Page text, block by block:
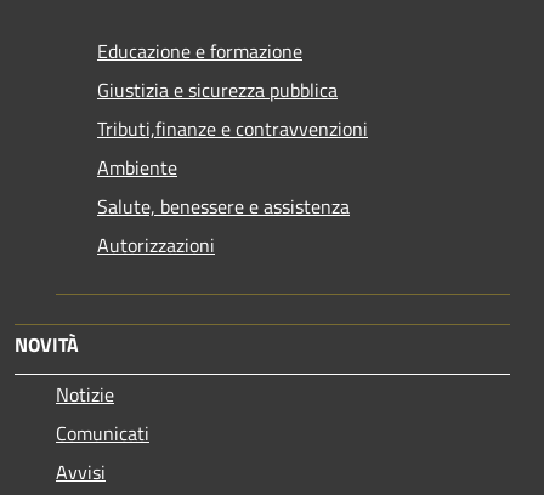
Educazione e formazione
Giustizia e sicurezza pubblica
Tributi,finanze e contravvenzioni
Ambiente
Salute, benessere e assistenza
Autorizzazioni
NOVITÀ
Notizie
Comunicati
Avvisi